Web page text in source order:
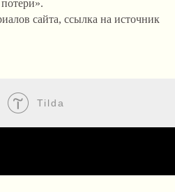
сайта, ссылка на источник
Tilda